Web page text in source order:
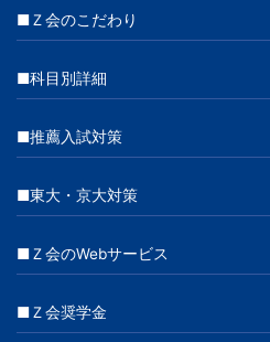
■Ｚ会のこだわり
■科目別詳細
■推薦入試対策
■東大・京大対策
■Ｚ会のWebサービス
■Ｚ会奨学金